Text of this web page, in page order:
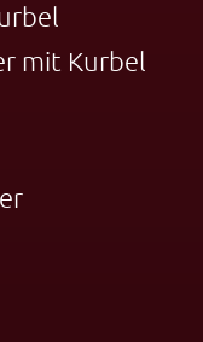
mit Kurbel